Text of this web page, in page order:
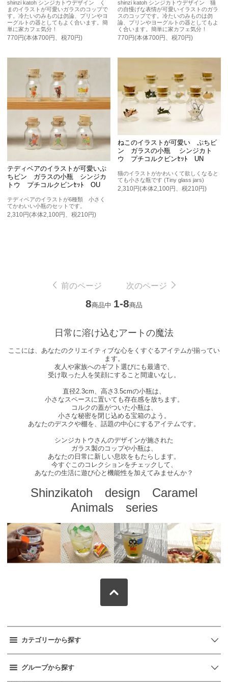
shinzi katoh シンジカトウデザイン く
まのイラストが可愛いガラスのコップで
す。冷たいのみものは勿論、プリンやヨ
ーグルトの器としてもよく合います。簡
単に家カフェ気分！
770円(本体700円、税70円)
shinzi katoh シンジカトウデザイン 猫
の自慢げな表情が可愛いイラストのガラ
スのコップです。冷たいのみものは勿
論、プリンやヨーグルトの器としてもよ
く合います。簡単に家カフェ気分！
770円(本体700円、税70円)
テディベアのイラストが可愛いぷ
ちビン ガラスの小瓶 シンジカ
トウ プチコルクビンｾｯﾄ OU
テディベアのイラストが6種類 小さく
てかわいい小瓶のセットです。
2,310円(本体2,100円、税210円)
ねこのイラストが可愛い ぷちビ
ン ガラスの小瓶 シンジカト
ウ プチコルクビンｾｯﾄ UN
猫のイラストがかわいくて欲しくなると
ても小さな瓶です (Tiny glass jars)
2,310円(本体2,100円、税210円)
前のページ 次のページ
8商品中 1-8商品
日常に溶け込むアートの魔法
ここには、あなたのクリエイティブな心をくすぐるアイテムが揃ってい
ます。
友人や家族へのギフト選びにも最適で、
受け取った人を笑顔にすること間違いなし。
直径2.3cm、高さ3.5cmの小瓶は、
小さなスペースに置いても存在感を放ちます。
コルクの蓋がついた小瓶は、
小さな秘密を閉じ込める宝箱のよう。
あなたのデスクや棚を、話題の中心にするアイテムです。
シンジカトウさんのデザインが施された
ガラス製のコップや小瓶は、
あなたの日常に新しい息吹をもたらします。
今すぐこのコレクションをチェックして、
あなたの生活に遊び心と機能性を加えてみませんか？
Shinzikatoh design Caramel
Animals series
カテゴリーから探す
グループから探す